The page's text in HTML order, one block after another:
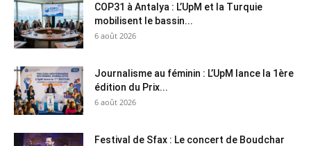
COP31 à Antalya : L’UpM et la Turquie
mobilisent le bassin...
6 août 2026
Journalisme au féminin : L’UpM lance la 1ère
édition du Prix...
6 août 2026
Festival de Sfax : Le concert de Boudchar